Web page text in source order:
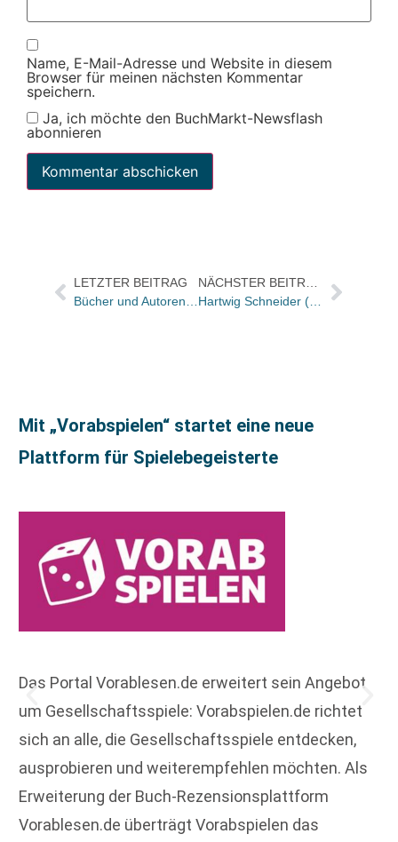
Name, E-Mail-Adresse und Website in diesem
Browser für meinen nächsten Kommentar
speichern.
Ja, ich möchte den BuchMarkt-Newsflash
abonnieren
LETZTER BEITRAG
Mit „Vorabspielen“ startet eine neue
Plattform für Spielebegeisterte
Das Portal Vorablesen.de erweitert sein Angebot
um Gesellschaftsspiele: Vorabspielen.de richtet
sich an alle, die Gesellschaftsspiele entdecken,
ausprobieren und weiterempfehlen möchten. Als
Erweiterung der Buch-Rezensionsplattform
Vorablesen.de überträgt Vorabspielen das